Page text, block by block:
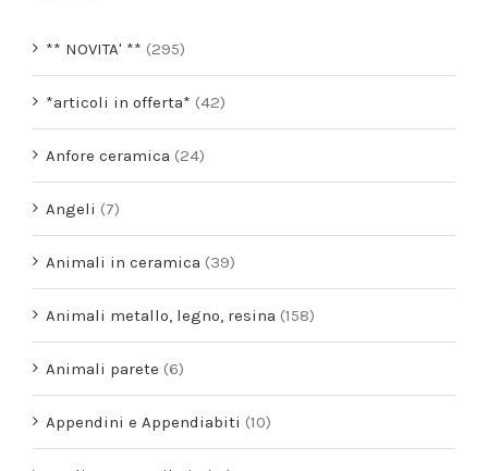
** NOVITA' ** (295)
*articoli in offerta* (42)
Anfore ceramica (24)
Angeli (7)
Animali in ceramica (39)
Animali metallo, legno, resina (158)
Animali parete (6)
Appendini e Appendiabiti (10)